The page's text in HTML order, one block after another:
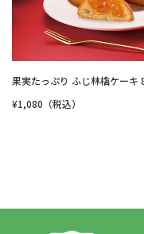
果実たっぷり ふじ林檎ケーキ
¥1,080（税込）